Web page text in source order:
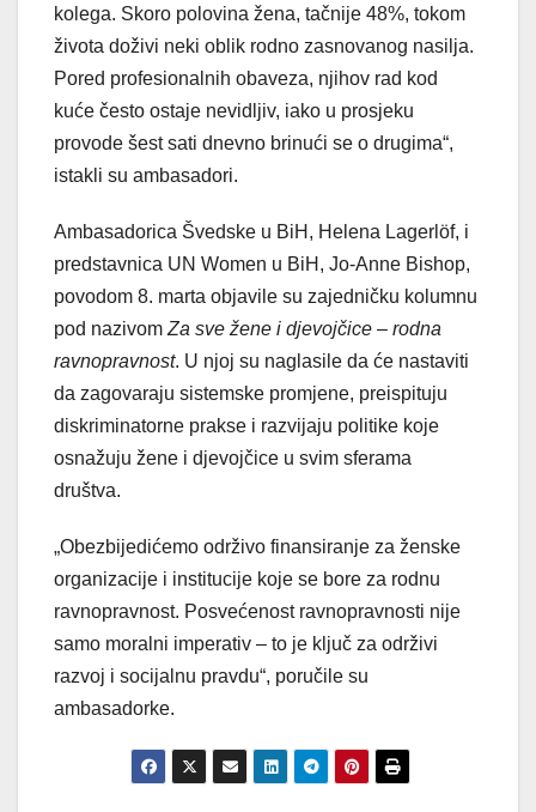
kolega. Skoro polovina žena, tačnije 48%, tokom
života doživi neki oblik rodno zasnovanog nasilja.
Pored profesionalnih obaveza, njihov rad kod
kuće često ostaje nevidljiv, iako u prosjeku
provode šest sati dnevno brinući se o drugima“,
istakli su ambasadori.
Ambasadorica Švedske u BiH, Helena Lagerlöf, i
predstavnica UN Women u BiH, Jo-Anne Bishop,
povodom 8. marta objavile su zajedničku kolumnu
pod nazivom Za sve žene i djevojčice – rodna
ravnopravnost. U njoj su naglasile da će nastaviti
da zagovaraju sistemske promjene, preispituju
diskriminatorne prakse i razvijaju politike koje
osnažuju žene i djevojčice u svim sferama
društva.
„Obezbijedićemo održivo finansiranje za ženske
organizacije i institucije koje se bore za rodnu
ravnopravnost. Posvećenost ravnopravnosti nije
samo moralni imperativ – to je ključ za održivi
razvoj i socijalnu pravdu“, poručile su
ambasadorke.